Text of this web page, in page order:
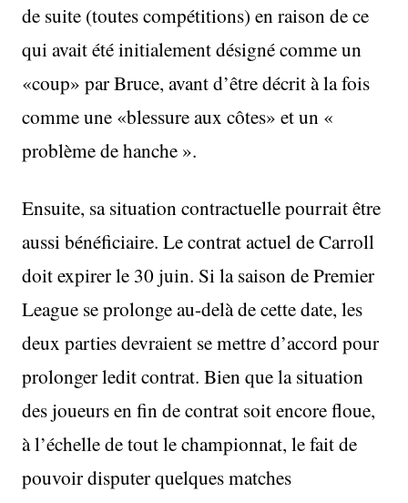
de suite (toutes compétitions) en raison de ce
qui avait été initialement désigné comme un
«coup» par Bruce, avant d’être décrit à la fois
comme une «blessure aux côtes» et un «
problème de hanche ».
Ensuite, sa situation contractuelle pourrait être
aussi bénéficiaire. Le contrat actuel de Carroll
doit expirer le 30 juin. Si la saison de Premier
League se prolonge au-delà de cette date, les
deux parties devraient se mettre d’accord pour
prolonger ledit contrat. Bien que la situation
des joueurs en fin de contrat soit encore floue,
à l’échelle de tout le championnat, le fait de
pouvoir disputer quelques matches